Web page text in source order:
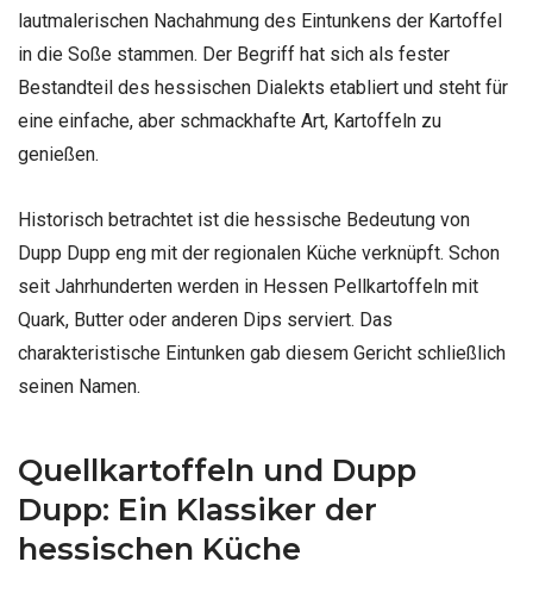
lautmalerischen Nachahmung des Eintunkens der Kartoffel
in die Soße stammen. Der Begriff hat sich als fester
Bestandteil des hessischen Dialekts etabliert und steht für
eine einfache, aber schmackhafte Art, Kartoffeln zu
genießen.
Historisch betrachtet ist die hessische Bedeutung von
Dupp Dupp eng mit der regionalen Küche verknüpft. Schon
seit Jahrhunderten werden in Hessen Pellkartoffeln mit
Quark, Butter oder anderen Dips serviert. Das
charakteristische Eintunken gab diesem Gericht schließlich
seinen Namen.
Quellkartoffeln und Dupp
Dupp: Ein Klassiker der
hessischen Küche